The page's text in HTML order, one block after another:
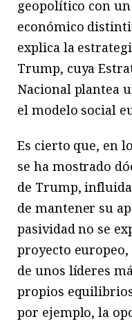
geopolítico con
económico
explica la
Trump, cuya
Nacional plantea
el modelo social
Es cierto que, en
se ha mostrado
de Trump,
de mantener su
pasividad no se
proyecto
de unos líderes
propios
por ejemplo, la